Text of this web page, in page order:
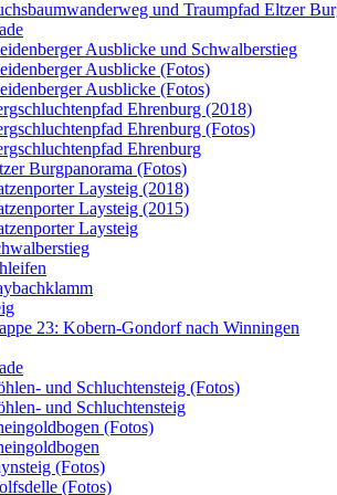
und Traumpfad Eltzer
Ausblicke und Schwalberstieg
Ausblicke (Fotos)
Ausblicke (Fotos)
Ehrenburg (2018)
Ehrenburg (Fotos)
Ehrenburg
Burgpanorama (Fotos)
Laysteig (2018)
Laysteig (2015)
Laysteig
23: Kobern-Gondorf nach Winningen
und Schluchtensteig (Fotos)
und Schluchtensteig
(Fotos)
(Fotos)
(Fotos)